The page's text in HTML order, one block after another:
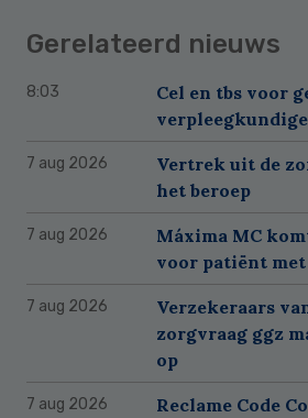
Gerelateerd nieuws
8:03
Cel en tbs voor
7 aug 2026
Vertrek uit de
het beroep
7 aug 2026
Máxima MC
voor patiënt
7 aug 2026
Verzekeraars
zorgvraag ggz
op
7 aug 2026
Reclame Code